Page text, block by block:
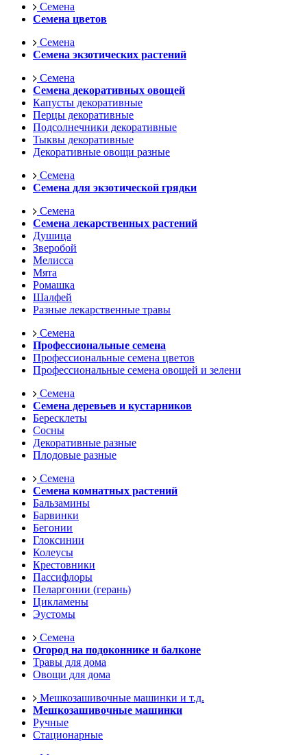
Семена
Семена цветов
Семена
Семена экзотических растений
Семена
Семена декоративных овощей
Капусты декоративные
Перцы декоративные
Подсолнечники декоративные
Тыквы декоративные
Декоративные овощи разные
Семена
Семена для экзотической грядки
Семена
Семена лекарственных растений
Душица
Зверобой
Мелисса
Мята
Ромашка
Шалфей
Разные лекарственные травы
Семена
Профессиональные семена
Профессиональные семена цветов
Профессиональные семена овощей и зелени
Семена
Семена деревьев и кустарников
Бересклеты
Сосны
Декоративные разные
Плодовые разные
Семена
Семена комнатных растений
Бальзамины
Барвинки
Бегонии
Глоксинии
Колеусы
Крестовники
Пассифлоры
Пеларгонии (герань)
Цикламены
Эустомы
Семена
Огород на подоконнике и балконе
Травы для дома
Овощи для дома
Мешкозашивочные машинки и т.д.
Мешкозашивочные машинки
Ручные
Стационарные